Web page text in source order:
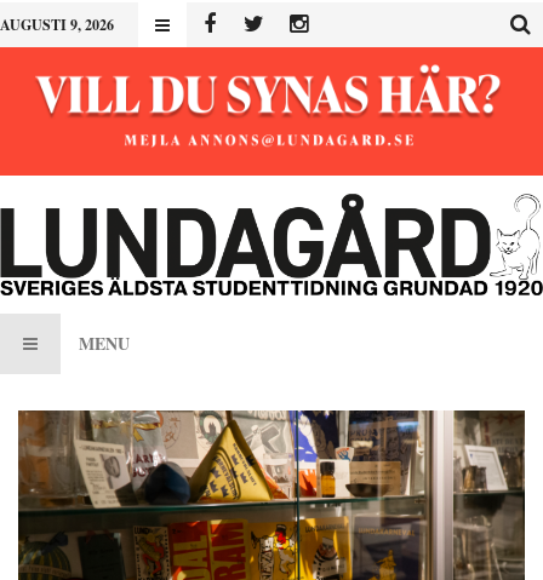
AUGUSTI 9, 2026
MENU